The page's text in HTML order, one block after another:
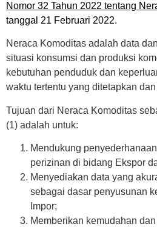
Nomor 32 Tahun 2022 tentang
tanggal 21 Februari 2022.
Neraca Komoditas adalah data
situasi konsumsi dan produksi
kebutuhan penduduk dan
waktu tertentu yang ditetapkan
Tujuan dari Neraca Komoditas
(1) adalah untuk:
Mendukung
perizinan di bidang Ekspor
Menyediakan data yang
sebagai dasar penyusunan
Impor;
Memberikan kemudahan